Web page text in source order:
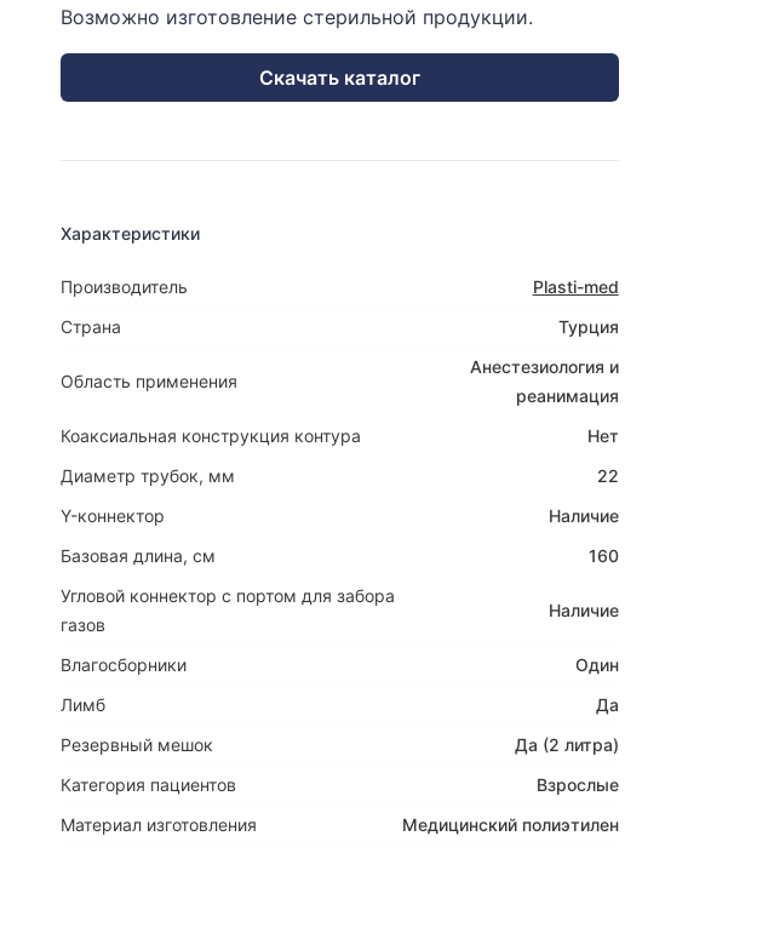
Возможно изготовление стерильной продукции.
Скачать каталог
Характеристики
Производитель
Plasti-med
Страна
Турция
Область применения
Анестезиология и
реанимация
Коаксиальная конструкция контура
Нет
Диаметр трубок, мм
22
Y-коннектор
Наличие
Базовая длина, см
160
Угловой коннектор с портом для забора
газов
Наличие
Влагосборники
Один
Лимб
Да
Резервный мешок
Да (2 литра)
Категория пациентов
Взрослые
Материал изготовления
Медицинский полиэтилен